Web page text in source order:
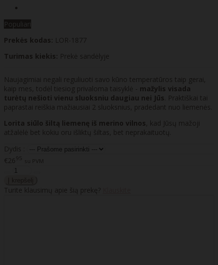
Populiari
Prekės kodas: LOR-1877
Turimas kiekis: Prekė sandėlyje
Naujagimiai negali reguliuoti savo kūno temperatūros taip gerai,
kaip mes, todėl tiesiog privaloma taisyklė - mažylis visada
turėtų nešioti vienu sluoksniu daugiau nei Jūs . Praktiškai tai
paprastai reiškia mažiausiai 2 sluoksnius, pradedant nuo liemenės.
Lorita siūlo šiltą liemenę iš merino vilnos, kad Jūsų mažoji
atžalėlė bet kokiu oru išliktų šiltas, bet neprakaituotų.
Dydis :
€2695 su PVM
Turite klausimų apie šią prekę?